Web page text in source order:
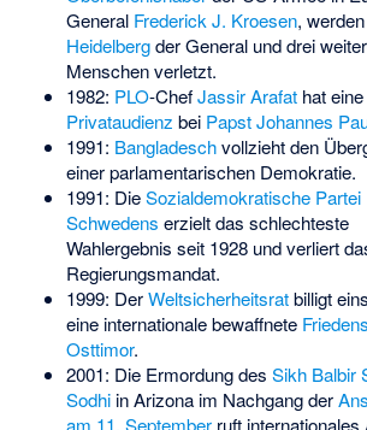
General Frederick J. Kroesen,
Heidelbergder General und drei
Menschen verletzt.
1982: PLO-ChefJassir Arafathat eine
Privataudienz bei Papst Johannes
1991: Bangladeschvollzieht den
einer parlamentarischen Demokratie.
1991: DieSozialdemokratische Partei
Schwedens erzielt das schlechteste
Wahlergebnis seit 1928 und verliert
Regierungsmandat.
1999: DerWeltsicherheitsratbilligt
eine internationale bewaffnete
Osttimor.
2001: Die Ermordung des Sikh Balbir
Sodhiin Arizona im Nachgang der
am 11. Septemberruft internationales